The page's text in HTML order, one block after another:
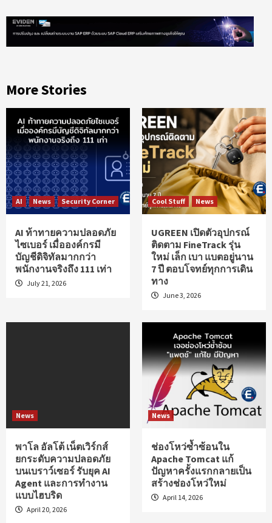
More Stories
AI News Security Corner
AI ท้าทายความปลอดภัย
ไซเบอร์ เมื่อองค์กรมี
บัญชีดิจิทัลมากกว่า
พนักงานจริงถึง 111 เท่า
July 21, 2026
Cool Stuff News
UGREEN เปิดตัวอุปกรณ์
ติดตาม FineTrack รุ่น
ใหม่ เล็ก เบา แบตอยู่นาน
7 ปี ตอบโจทย์ทุกการเดิน
ทาง
June 3, 2026
News
พาโล อัลโต้ เน็ตเวิร์กส์
ยกระดับความปลอดภัย
บนเบราว์เซอร์ รับยุค AI
Agent และการทำงาน
แบบไฮบริด
April 20, 2026
News
ช่องโหว่ซ้ำซ้อนใน
Apache Tomcat แก้
ปัญหาครั้งแรกกลายเป็น
สร้างช่องโหว่ใหม่
April 14, 2026